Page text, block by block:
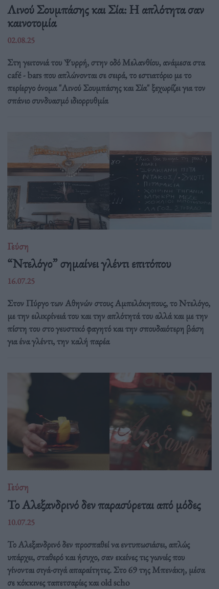
Λινού Σουμπάσης και Σία: Η απλότητα σαν
καινοτομία
02.08.25
Στη γειτονιά του Ψυρρή, στην οδό Μελανθίου, ανάμεσα στα
café - bars που απλώνονται σε σειρά, το εστιατόριο με το
περίεργο όνομα "Λινού Σουμπάσης και Σία" ξεχωρίζει για τον
σπάνιο συνδυασμό ιδιορρυθμία
Γεύση
“Ντελόγο” σημαίνει γλέντι επιτόπου
16.07.25
Στον Πύργο των Αθηνών στους Αμπελόκηπους, το Ντελόγο,
με την ειλικρίνειά του και την απλότητά του αλλά και με την
πίστη του στο γευστικό φαγητό και την σπουδαιότερη βάση
για ένα γλέντι, την καλή παρέα
Γεύση
Το Αλεξανδρινό δεν παρασύρεται από μόδες
10.07.25
Το Αλεξανδρινό δεν προσπαθεί να εντυπωσιάσει, απλώς
υπάρχει, σταθερό και ήσυχο, σαν εκείνες τις γωνιές που
γίνονται σιγά-σιγά απαραίτητες. Στο 69 της Μπενάκη, μέσα
σε κόκκινες ταπετσαρίες και old scho